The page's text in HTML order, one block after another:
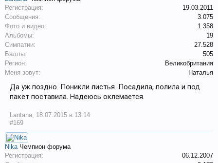
Регистрация:
19.03.2011
Сообщения:
3.075
Фото и видео:
1.358
Альбомы:
19
Симпатии:
27.528
Баллы:
505
Регион:
Великобритания
Меня зовут:
Наталья
Да уж поздно. Поникли листья. Посадила, полила и под
пакет поставила. Надеюсь оклемается.
Lantana, 18.07.2015 в 13:14
#169
Nika Чемпион форума
Регистрация:
06.12.2007